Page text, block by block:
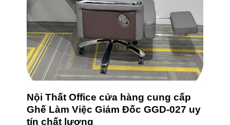
Nội Thất Office cửa hàng cung cấp
Ghế Làm Việc Giám Đốc GGD-027 uy
tín chất lượng